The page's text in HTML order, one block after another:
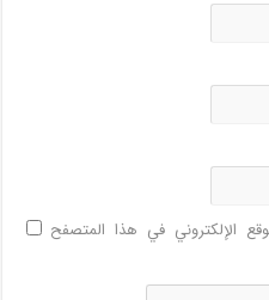
الإلكتروني في هذا المتصفح